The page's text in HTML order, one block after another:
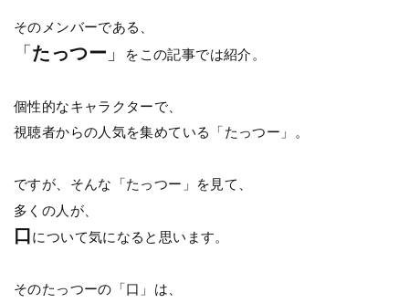
そのメンバーである、
「 たっつー 」 をこの記事では紹介。
個性的なキャラクターで、
視聴者からの人気を集めている「たっつー」。
ですが、そんな「たっつー」を見て、
多くの人が、
口 について気になると思います。
そのたっつーの「口」は、